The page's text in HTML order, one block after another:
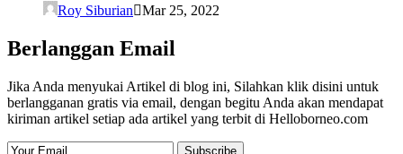
Roy Siburian Mar 25, 2022
Berlanggan Email
Jika Anda menyukai Artikel di blog ini, Silahkan klik disini untuk
berlangganan gratis via email, dengan begitu Anda akan mendapat
kiriman artikel setiap ada artikel yang terbit di Helloborneo.com